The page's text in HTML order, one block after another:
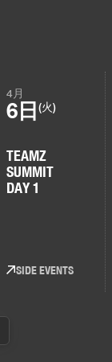
4月
6日 (火)
TEAMZ
SUMMIT
DAY 1
SIDE EVENTS